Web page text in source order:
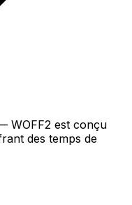
WOFF2 est conçu
des temps de